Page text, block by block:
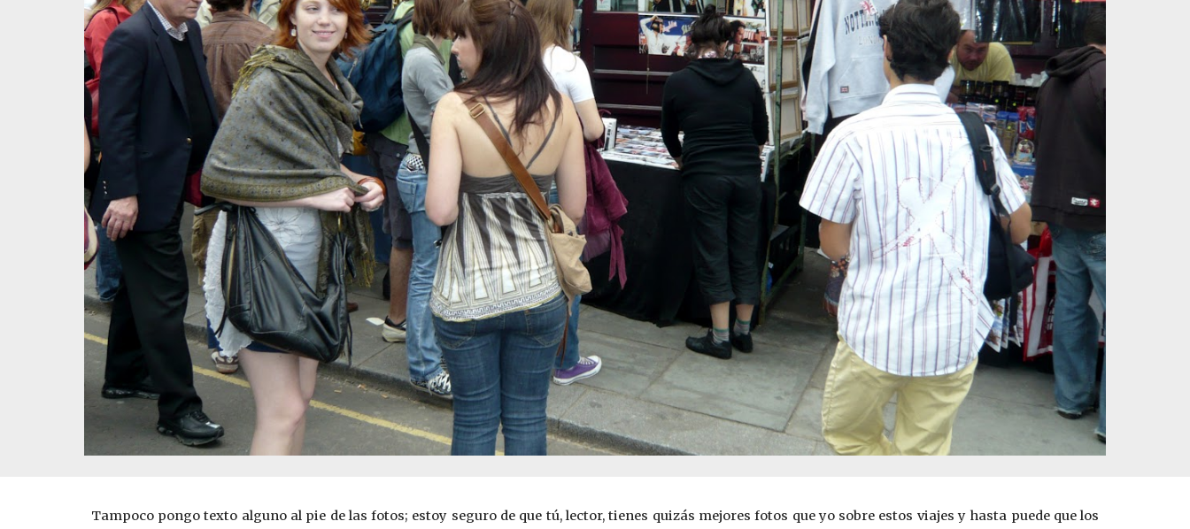
Tampoco pongo texto alguno al pie de las fotos; estoy seguro de que tú, lector, tienes quizás mejores fotos que yo sobre estos viajes y hasta puede que los